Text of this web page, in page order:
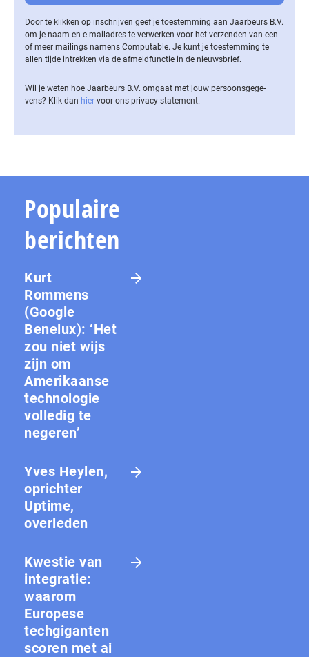
Door te klikken op inschrijven geef je toestemming aan Jaarbeurs B.V.
om je naam en e-mailadres te verwerken voor het verzenden van een
of meer mailings namens Computable. Je kunt je toestemming te
allen tijde intrekken via de af­meld­func­tie in de nieuwsbrief.
Wil je weten hoe Jaarbeurs B.V. omgaat met jouw per­soons­ge­ge­
vens? Klik dan hier voor ons privacy statement.
Populaire
berichten
Kurt
Rommens
(Google
Benelux): ‘Het
zou niet wijs
zijn om
Amerikaanse
technologie
volledig te
negeren’
Yves Heylen,
oprichter
Uptime,
overleden
Kwestie van
integratie:
waarom
Europese
techgiganten
scoren met ai